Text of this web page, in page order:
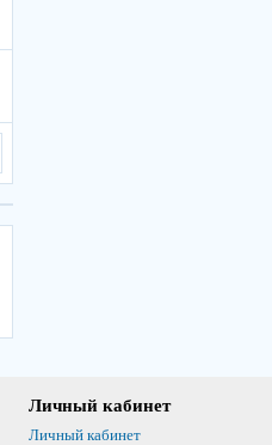
Личный кабинет
Личный кабинет